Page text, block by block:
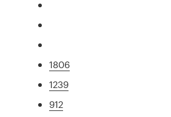
1806
1239
912